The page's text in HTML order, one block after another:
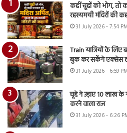
कहीं चूहों को भोग, तो
रहस्यमयी मंदिरों की
31 July 2026 - 7:54
Train यात्रियों के
बुक कर सकेंगे एक्सेस
31 July 2026 - 6:59
चूहे ने उड़ाए 10 लाख के
करने वाला राज
31 July 2026 - 6:26